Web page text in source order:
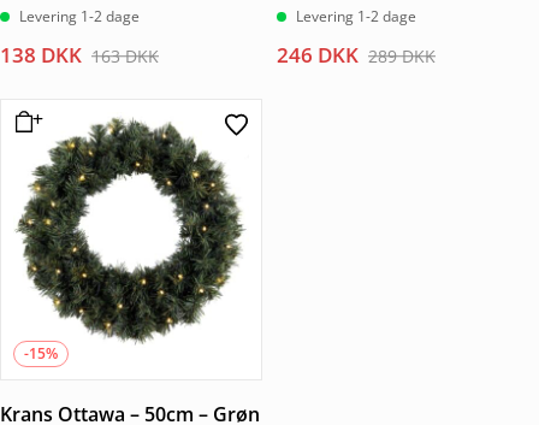
Levering 1-2 dage
163DKK
Den
pris
var:
163 DKK.
138 DKK
Den
pris
er:
138 DKK.
Levering 1-2 dage
289DKK
Den
246 DKK
Den
-15%
Krans Ottawa – 50cm – Grøn